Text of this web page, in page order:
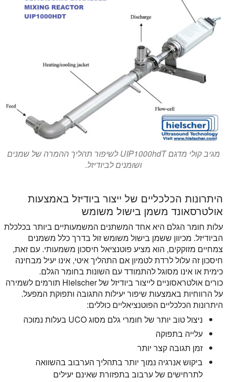
מגיב קולי מדגם UIP1000hdT לשיפור תהליך ההמרה של שמנים
ושומנים לביודיזל.
היתרונות הכלכליים של ייצור ביודיזל באמצעות
אולטרסאונד משמן בישול משומש
עלות חומר הגלם היא אחד המשתנים המשמעותיים ביותר בכלכלת
הביודיזל. מכיוון ששמן בישול משומש זול בדרך כלל משמנים
צמחיים מזוקקים, הוא מציע פוטנציאל חיסכון משמעותי. עם זאת,
חיסכון זה עלול לרדת לטמיון אם התהליך איטי, אינו יעיל מבחינה
כימית או אינו מסוגל להתמודד עם השונות בחומר הגלם.
כורים אולטראסוניים לייצור ביודיזל של Hielscher תורמים לשמירה
על הרווחיות באמצעות שיפור יעילות התגובה ותפוקת המפעל.
היתרונות הכלכליים הפוטנציאליים כוללים:
ניצול טוב יותר של חומרי גלם מסוג UCO בעלות נמוכה
עלייה בתפוקה
זמן תגובה קצר יותר
ביקוש אנרגיה נמוך יותר בתהליך הערבוב בהשוואה
לתרחישים של ערבוב בתפזורת שאינם יעילים